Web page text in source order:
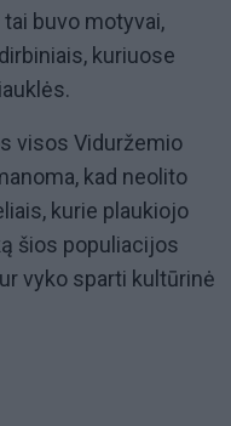
buvo motyvai,
kuriuose
visos Viduržemio
kad neolito
kurie plaukiojo
šios populiacijos
vyko sparti kultūrinė